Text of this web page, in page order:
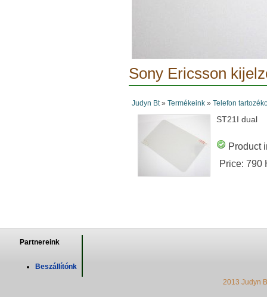
Sony Ericsson
Judyn Bt» Termékeink» Telefon
ST21I dual
Product
Price: 790
Partnereink
Beszállítónk
2013 Judyn